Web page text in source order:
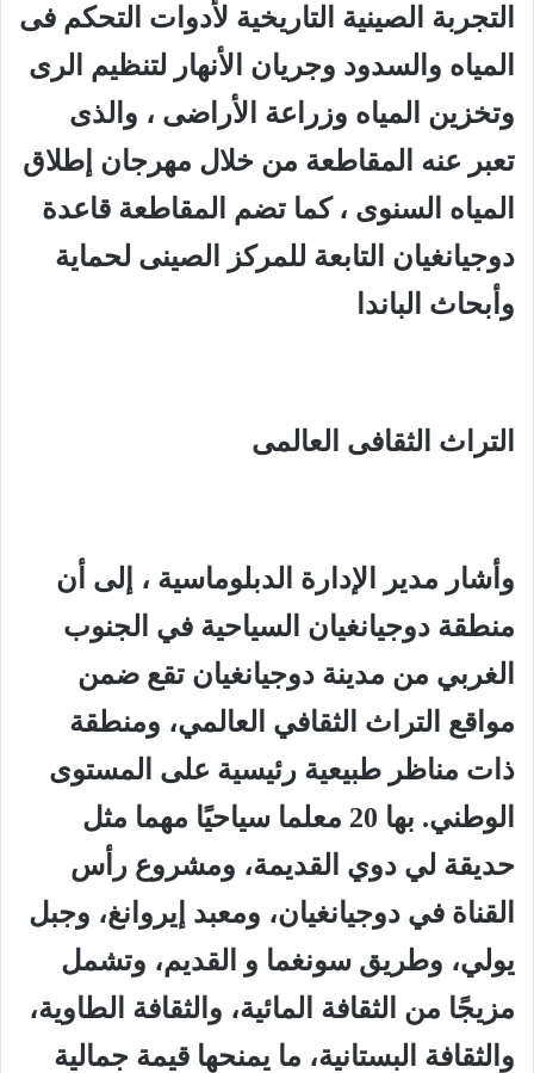
التجربة الصينية التاريخية لأدوات التحكم فى
المياه والسدود وجريان الأنهار لتنظيم الرى
وتخزين المياه وزراعة الأراضى ، والذى
تعبر عنه المقاطعة من خلال مهرجان إطلاق
المياه السنوى ، كما تضم المقاطعة قاعدة
دوجيانغيان التابعة للمركز الصينى لحماية
وأبحاث الباندا
التراث الثقافى العالمى
وأشار مدير الإدارة الدبلوماسية ، إلى أن
منطقة دوجيانغيان السياحية في الجنوب
الغربي من مدينة دوجيانغيان تقع ضمن
مواقع التراث الثقافي العالمي، ومنطقة
ذات مناظر طبيعية رئيسية على المستوى
الوطني. بها 20 معلما سياحيًا مهما مثل
حديقة لي دوي القديمة، ومشروع رأس
القناة في دوجيانغيان، ومعبد إيروانغ، وجبل
يولي، وطريق سونغما و القديم، وتشمل
مزيجًا من الثقافة المائية، والثقافة الطاوية،
والثقافة البستانية، ما يمنحها قيمة جمالية